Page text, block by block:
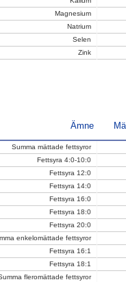
Magnesium
Natrium
Selen
Zink
Ämne
Summa mättade fettsyror
Fettsyra 4:0-10:0
Fettsyra 12:0
Fettsyra 14:0
Fettsyra 16:0
Fettsyra 18:0
Fettsyra 20:0
enkelomättade fettsyror
Fettsyra 16:1
Fettsyra 18:1
fleromättade fettsyror